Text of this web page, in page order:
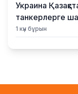
Украина
танкерлерге
1 күн бұрын
Әкімдіктер де